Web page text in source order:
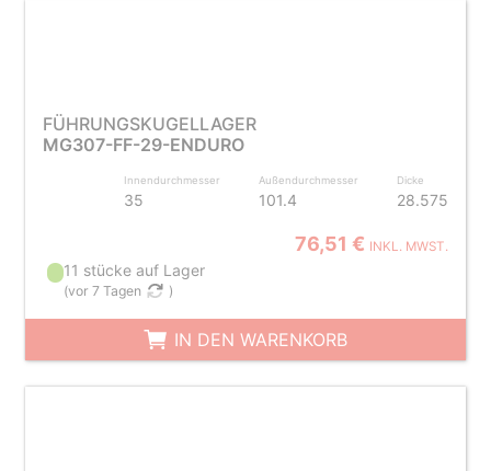
FÜHRUNGSKUGELLAGER
MG307-FF-29-ENDURO
Innendurchmesser
35
Außendurchmesser
101.4
Dicke
28.575
76,51 € INKL. MWST.
11 stücke auf Lager
(vor 7 Tagen )
IN DEN WARENKORB